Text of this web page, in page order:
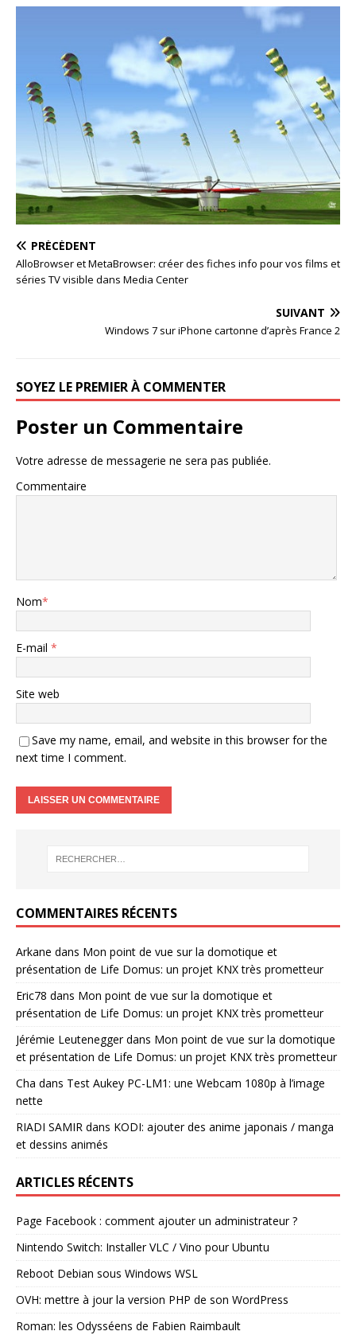
PRÉCÉDENT
AlloBrowser et MetaBrowser: créer des fiches info pour vos films et
séries TV visible dans Media Center
SUIVANT
Windows 7 sur iPhone cartonne d’après France 2
SOYEZ LE PREMIER À COMMENTER
Poster un Commentaire
Votre adresse de messagerie ne sera pas publiée.
Commentaire
Nom*
E-mail *
Site web
Save my name, email, and website in this browser for the
next time I comment.
COMMENTAIRES RÉCENTS
Arkane dans Mon point de vue sur la domotique et
présentation de Life Domus: un projet KNX très prometteur
Eric78 dans Mon point de vue sur la domotique et
présentation de Life Domus: un projet KNX très prometteur
Jérémie Leuteneggerdans Mon point de vue sur la domotique
et présentation de Life Domus: un projet KNX très prometteur
Cha dans Test Aukey PC-LM1: une Webcam 1080p à l’image
nette
RIADI SAMIR dans KODI: ajouter des anime japonais / manga
et dessins animés
ARTICLES RÉCENTS
Page Facebook : comment ajouter un administrateur ?
Nintendo Switch: Installer VLC / Vino pour Ubuntu
Reboot Debian sous Windows WSL
OVH: mettre à jour la version PHP de son WordPress
Roman: les Odysséens de Fabien Raimbault